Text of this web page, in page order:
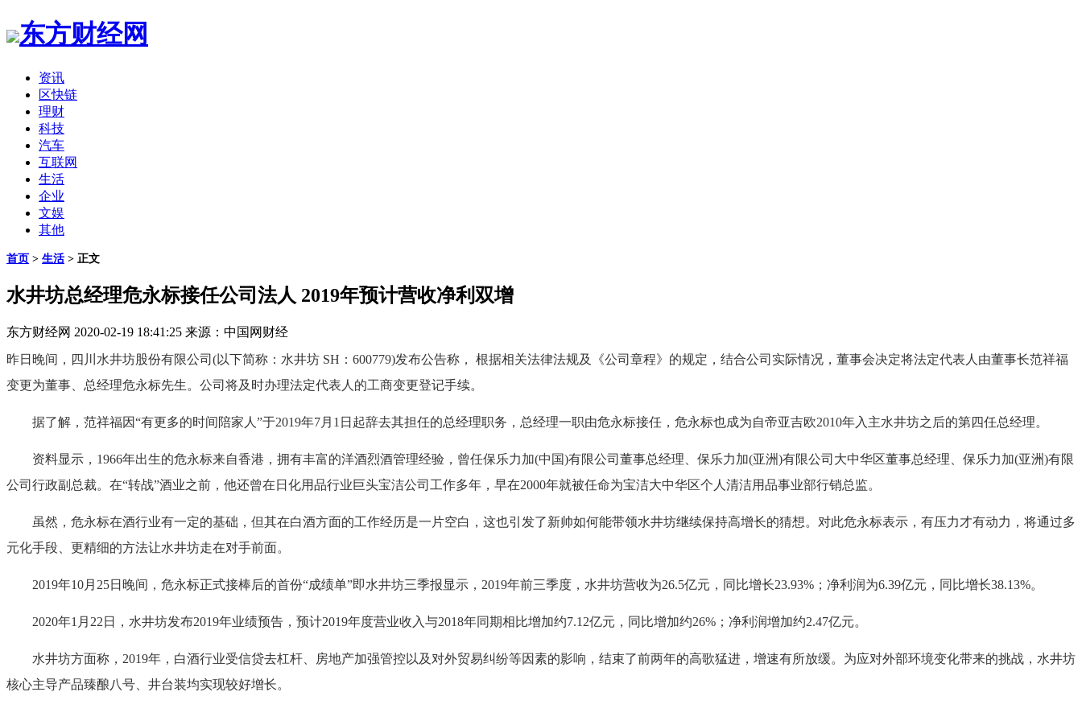
东方财经网
资讯
区快链
理财
科技
汽车
互联网
生活
企业
文娱
其他
首页 > 生活 > 正文
水井坊总经理危永标接任公司法人 2019年预计营收净利双增
东方财经网 2020-02-19 18:41:25 来源：中国网财经
昨日晚间，四川水井坊股份有限公司(以下简称：水井坊 SH：600779)发布公告称， 根据相关法律法规及《公司章程》的规定，结合公司实际情况，董事会决定将法定代表人由董事长范祥福
变更为董事、总经理危永标先生。公司将及时办理法定代表人的工商变更登记手续。
据了解，范祥福因“有更多的时间陪家人”于2019年7月1日起辞去其担任的总经理职务，总经理一职由危永标接任，危永标也成为自帝亚吉欧2010年入主水井坊之后的第四任总经理。
资料显示，1966年出生的危永标来自香港，拥有丰富的洋酒烈酒管理经验，曾任保乐力加(中国)有限公司董事总经理、保乐力加(亚洲)有限公司大中华区董事总经理、保乐力加(亚洲)有限
公司行政副总裁。在“转战”酒业之前，他还曾在日化用品行业巨头宝洁公司工作多年，早在2000年就被任命为宝洁大中华区个人清洁用品事业部行销总监。
虽然，危永标在酒行业有一定的基础，但其在白酒方面的工作经历是一片空白，这也引发了新帅如何能带领水井坊继续保持高增长的猜想。对此危永标表示，有压力才有动力，将通过多
元化手段、更精细的方法让水井坊走在对手前面。
2019年10月25日晚间，危永标正式接棒后的首份“成绩单”即水井坊三季报显示，2019年前三季度，水井坊营收为26.5亿元，同比增长23.93%；净利润为6.39亿元，同比增长38.13%。
2020年1月22日，水井坊发布2019年业绩预告，预计2019年度营业收入与2018年同期相比增加约7.12亿元，同比增加约26%；净利润增加约2.47亿元。
水井坊方面称，2019年，白酒行业受信贷去杠杆、房地产加强管控以及对外贸易纠纷等因素的影响，结束了前两年的高歌猛进，增速有所放缓。为应对外部环境变化带来的挑战，水井坊
核心主导产品臻酿八号、井台装均实现较好增长。